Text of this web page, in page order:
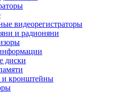
видеорегистраторы
и радионяни
диски
и кронштейны